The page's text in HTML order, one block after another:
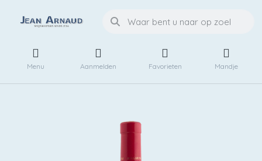
Menu Aanmelden Favorieten Mandje